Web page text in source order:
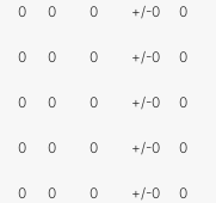
0 0 0 +/-0 0
0 0 0 +/-0 0
0 0 0 +/-0 0
0 0 0 +/-0 0
0 0 0 +/-0 0